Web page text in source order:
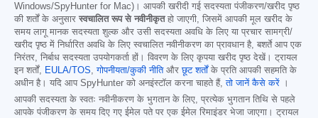
Windows/SpyHunter for Mac)। आपकी खरीदी गई सदस्यता पंजीकरण/खरीद पृष्ठ
की शर्तों के अनुसार स्वचालित रूप से नवीनीकृतहो जाएगी, जिसमें आपकी मूल खरीद के
समय लागू मानक सदस्यता शुल्क और उसी सदस्यता अवधि के लिए या प्रचार सामग्री/
खरीद पृष्ठ में निर्धारित अवधि के लिए स्वचालित नवीनीकरण का प्रावधान है, बशर्ते आप एक
निरंतर, निर्बाध सदस्यता उपयोगकर्ता हों। विवरण के लिए कृपया खरीद पृष्ठ देखें। ट्रायल
इन शर्तों,
EULA/TOS ,गोपनीयता/कुकी नीतिऔरछूट शर्तोंके प्रति आपकी सहमति के
अधीन है। यदि आप SpyHunter को अनइंस्टॉल करना चाहते हैं,तो जानें कैसे करें ।
आपकी सदस्यता के स्वतः नवीनीकरण के भुगतान के लिए, प्रत्येक भुगतान तिथि से पहले
आपके पंजीकरण के समय दिए गए ईमेल पते पर एक ईमेल रिमाइंडर भेजा जाएगा। ट्रायल